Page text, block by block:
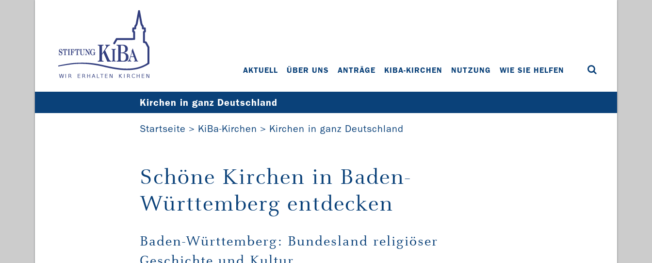
AKTUELL ÜBER UNS ANTRÄGE KIBA-KIRCHEN NUTZUNG WIE SIE HELFEN
Kirchen in ganz Deutschland
Startseite KiBa-Kirchen Kirchen in ganz Deutschland
Schöne Kirchen in Baden-
Württemberg entdecken
Baden-Württemberg: Bundesland religiöser